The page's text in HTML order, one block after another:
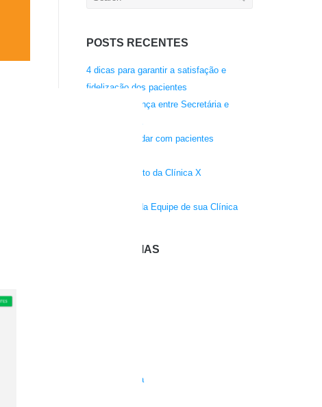
POSTS RECENTES
4 dicas para garantir a satisfação e
fidelização dos pacientes
Saiba a diferença entre Secretária e
Saiba como lidar com pacientes
Relacionamento da Clínica X
Treinamento da Equipe de sua Clínica
CATEGORIAS
Sem categoria